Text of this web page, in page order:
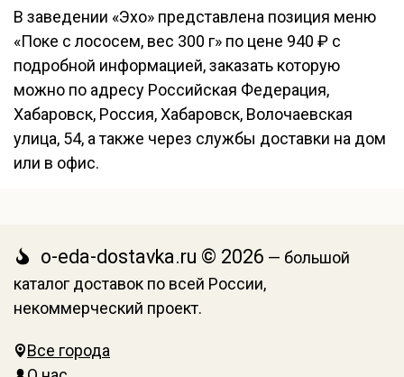
В заведении «Эхо» представлена позиция меню
«Поке с лососем, вес 300 г» по цене 940 ₽ с
подробной информацией, заказать которую
можно по адресу Российская Федерация,
Хабаровск, Россия, Хабаровск, Волочаевская
улица, 54, а также через службы доставки на дом
или в офис.
o-eda-dostavka.ru © 2026 — большой
каталог доставок по всей России,
некоммерческий проект.
Все города